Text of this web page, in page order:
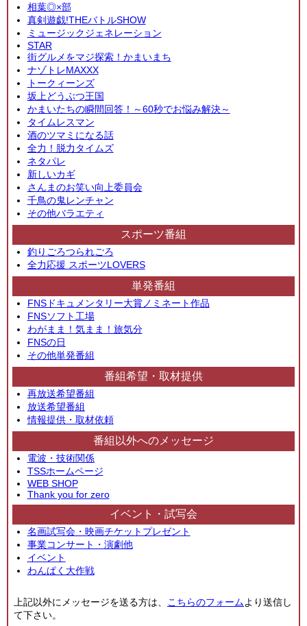
相葉◎×部
真剣遊戯!THEバトルSHOW
ミュージックジェネレーション
STAR
街グルメをマジ探索！かまいまち
ナゾトレMAXXX
トークィーンズ
坂上どうぶつ王国
かまいたちの瞬間回答！～60秒でお悩み解決～
タイムレスマン
酒のツマミになる話
全力！脱力タイムズ
ネタパレ
新しいカギ
さんまのお笑い向上委員会
千鳥の鬼レンチャン
その他バラエティ
スポーツ番組
釣りごろつられごろ
全力応援 スポーツLOVERS
単発番組
FNSドキュメンタリー大賞ノミネート作品
FNSソフト工場
わがまま！気まま！旅気分
FNSの日
その他単発番組
番組希望・取材提供
再放送希望番組
放送希望番組
情報提供・取材依頼
番組以外へのメッセージ
電波・技術関係
TSSホームページ
WEB SHOP
Thank you for zero
イベント・試写会
名画試写会・映画チケットプレゼント
事業コンサート・演劇他
イベント
わんぱく大作戦
上記以外にメッセージを送る方は、 こちらのフォームより送信し
て下さい。